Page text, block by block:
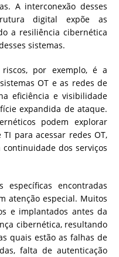
A interconexão desses
digital expõe as
a resiliência cibernética
sistemas.
por exemplo, é a
OT e as redes de
eficiência e visibilidade
expandida de ataque.
podem explorar
para acessar redes OT,
dos serviços
específicas encontradas
atenção especial. Muitos
e implantados antes da
cibernética, resultando
quais estão as falhas de
falta de autenticação